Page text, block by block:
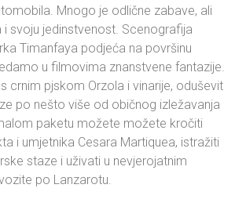
Mnogo je odlične zabave, ali
i svoju jedinstvenost. Scenografija
Timanfaya podjeća na površinu
u filmovima znanstvene fantazije.
crnim pjskom Orzola i vinarije, oduševit
po nešto više od običnog izležavanja
paketu možete možete kročiti
i umjetnika Cesara Martiquea, istražiti
staze i uživati u nevjerojatnim
po Lanzarotu.